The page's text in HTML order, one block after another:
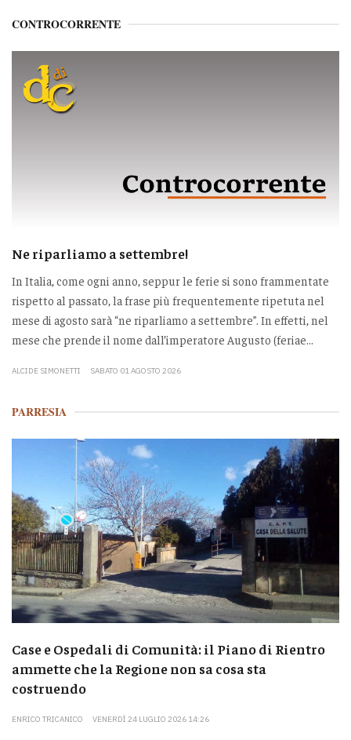
CONTROCORRENTE
Ne riparliamo a settembre!
In Italia, come ogni anno, seppur le ferie si sono frammentate
rispetto al passato, la frase più frequentemente ripetuta nel
mese di agosto sarà “ne riparliamo a settembre”. In effetti, nel
mese che prende il nome dall’imperatore Augusto (feriae...
ALCIDE SIMONETTI SABATO 01 AGOSTO 2026
PARRESIA
Case e Ospedali di Comunità: il Piano di Rientro
ammette che la Regione non sa cosa sta
costruendo
ENRICO TRICANICO VENERDÌ 24 LUGLIO 2026 14:26